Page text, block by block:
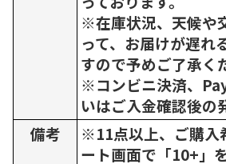
※在庫状況、天候や
って、お届けが遅れ
すので予めご了承く
※コンビニ決済、
いはご入金確認後の
備考
※11点以上、ご購入
ート画面で「10+」